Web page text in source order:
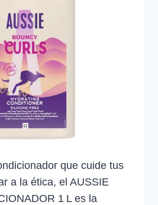
que cuide tus
a la ética, el AUSSIE
1 L es la